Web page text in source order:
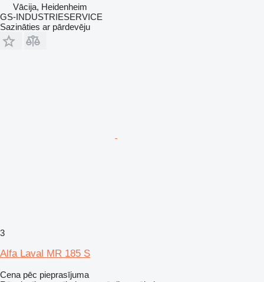
Vācija, Heidenheim
GS-INDUSTRIESERVICE
Sazināties ar pārdevēju
3
Alfa Laval MR 185 S
Cena pēc pieprasījuma